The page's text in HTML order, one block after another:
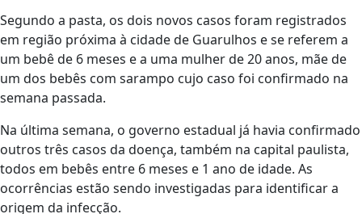
Segundo a pasta, os dois novos casos foram registrados
em região próxima à cidade de Guarulhos e se referem a
um bebê de 6 meses e a uma mulher de 20 anos, mãe de
um dos bebês com sarampo cujo caso foi confirmado na
semana passada.
Na última semana, o governo estadual já havia confirmado
outros três casos da doença, também na capital paulista,
todos em bebês entre 6 meses e 1 ano de idade. As
ocorrências estão sendo investigadas para identificar a
origem da infecção.